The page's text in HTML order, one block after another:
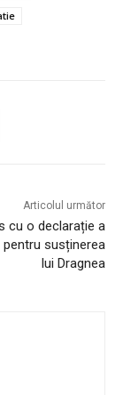
Articolul următor
cu o declarație a
pentru susținerea
lui Dragnea